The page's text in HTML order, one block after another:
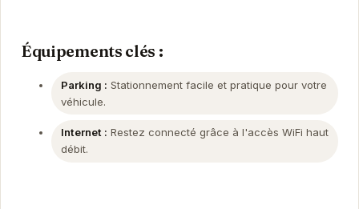
Équipements clés :
Parking : Stationnement facile et pratique pour votre
véhicule.
Internet : Restez connecté grâce à l'accès WiFi haut
débit.